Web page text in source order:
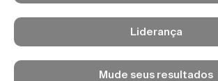
Liderança
Mude seus resultados